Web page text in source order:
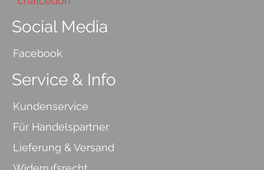
Social Media
Facebook
Service & Info
Kundenservice
Für Handelspartner
Lieferung & Versand